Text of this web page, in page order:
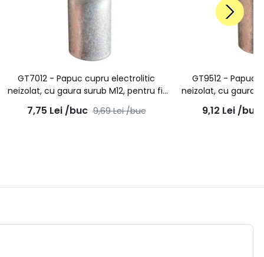
GT7012 - Papuc cupru electrolitic
neizolat, cu gaura surub M12, pentru fir
de 70mmp
7,75 Lei /buc 9,69Lei /buc
GT9512 - Papuc
neizolat, cu gaura
de
9,12 Lei /buc